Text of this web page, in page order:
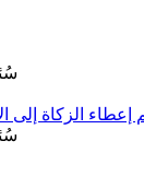
- حكم إعطاء الزكاة